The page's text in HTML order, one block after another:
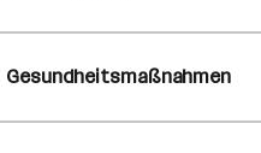
Gesundheitsmaßnahmen